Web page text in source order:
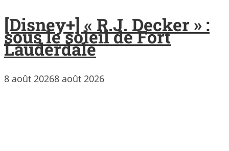
[Disney+] « R.J. Decker » :
sous le soleil de Fort
Lauderdale
8 août 20268 août 2026